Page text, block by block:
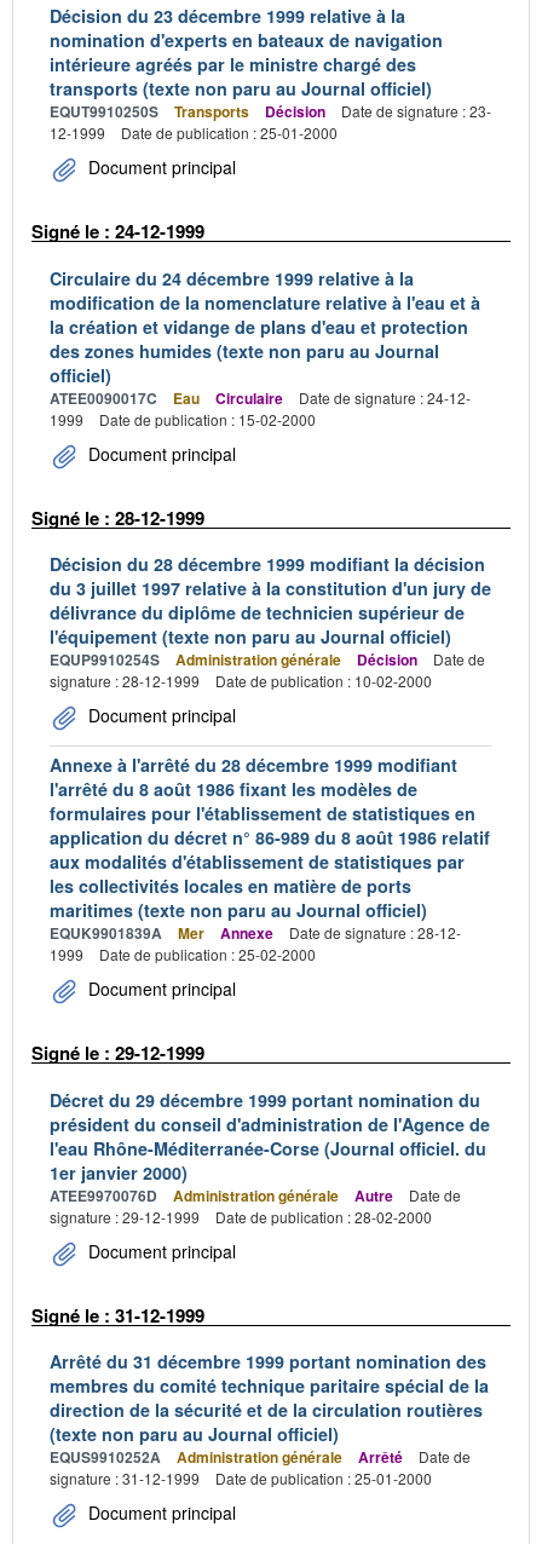
Décision du 23 décembre 1999 relative à la
nomination d'experts en bateaux de navigation
intérieure agréés par le ministre chargé des
transports (texte non paru au Journal officiel)
EQUT9910250S Transports Décision
Date de signature : 23-
12-1999
Date de publication : 25-01-2000
Document principal
Signé le : 24-12-1999
Circulaire du 24 décembre 1999 relative à la
modification de la nomenclature relative à l'eau et à
la création et vidange de plans d'eau et protection
des zones humides (texte non paru au Journal
officiel)
ATEE0090017C Eau Circulaire
Date de signature : 24-12-
1999
Date de publication : 15-02-2000
Document principal
Signé le : 28-12-1999
Décision du 28 décembre 1999 modifiant la décision
du 3 juillet 1997 relative à la constitution d'un jury de
délivrance du diplôme de technicien supérieur de
l'équipement (texte non paru au Journal officiel)
EQUP9910254S Administration générale Décision
Date de
signature : 28-12-1999
Date de publication : 10-02-2000
Document principal
Annexe à l'arrêté du 28 décembre 1999 modifiant
l'arrêté du 8 août 1986 fixant les modèles de
formulaires pour l'établissement de statistiques en
application du décret n° 86-989 du 8 août 1986 relatif
aux modalités d'établissement de statistiques par
les collectivités locales en matière de ports
maritimes (texte non paru au Journal officiel)
EQUK9901839A Mer Annexe
Date de signature : 28-12-
1999
Date de publication : 25-02-2000
Document principal
Signé le : 29-12-1999
Décret du 29 décembre 1999 portant nomination du
président du conseil d'administration de l'Agence de
l'eau Rhône-Méditerranée-Corse (Journal officiel. du
1er janvier 2000)
ATEE9970076D Administration générale Autre
Date de
signature : 29-12-1999
Date de publication : 28-02-2000
Document principal
Signé le : 31-12-1999
Arrêté du 31 décembre 1999 portant nomination des
membres du comité technique paritaire spécial de la
direction de la sécurité et de la circulation routières
(texte non paru au Journal officiel)
EQUS9910252A Administration générale Arrêté
Date de
signature : 31-12-1999
Date de publication : 25-01-2000
Document principal